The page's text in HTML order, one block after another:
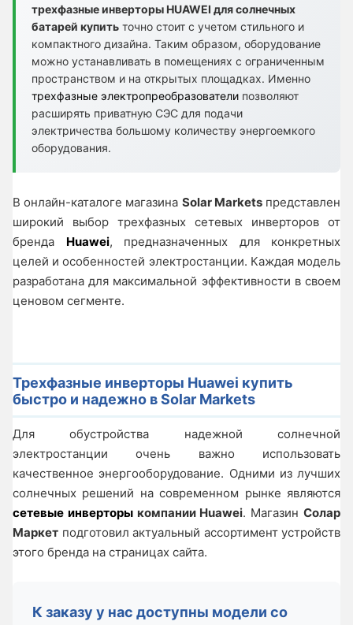
трехфазные инверторы HUAWEI для солнечных
батарей купить точно стоит с учетом стильного и
компактного дизайна. Таким образом, оборудование
можно устанавливать в помещениях с ограниченным
пространством и на открытых площадках. Именно
трехфазные электропреобразователи позволяют
расширять приватную СЭС для подачи
электричества большому количеству энергоемкого
оборудования.
В онлайн-каталоге магазина Solar Marketsпредставлен
широкий выбор трехфазных сетевых инверторов от
бренда Huawei, предназначенных для конкретных
целей и особенностей электростанции. Каждая модель
разработана для максимальной эффективности в своем
ценовом сегменте.
Трехфазные инверторы Huawei купить
быстро и надежно в Solar Markets
Для обустройства надежной солнечной
электростанции очень важно использовать
качественное энергооборудование. Одними из лучших
солнечных решений на современном рынке являются
сетевые инверторыкомпании Huawei. МагазинСолар
Маркет подготовил актуальный ассортимент устройств
этого бренда на страницах сайта.
К заказу у нас доступны модели со